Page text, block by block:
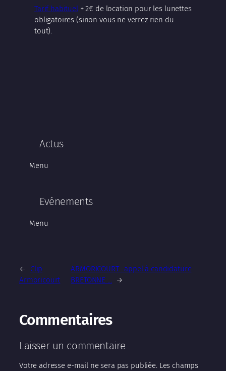
Tarif habituel+ 2€ de location pour les lunettes
obligatoires (sinon vous ne verrez rien du
tout).
Actus
Menu
Evénements
Menu
←
Clip
Armoricourt
ARMORICOURT : appel à candidature
BRETONNE … →
Commentaires
Laisser un commentaire
Votre adresse e-mail ne sera pas publiée. Les champs